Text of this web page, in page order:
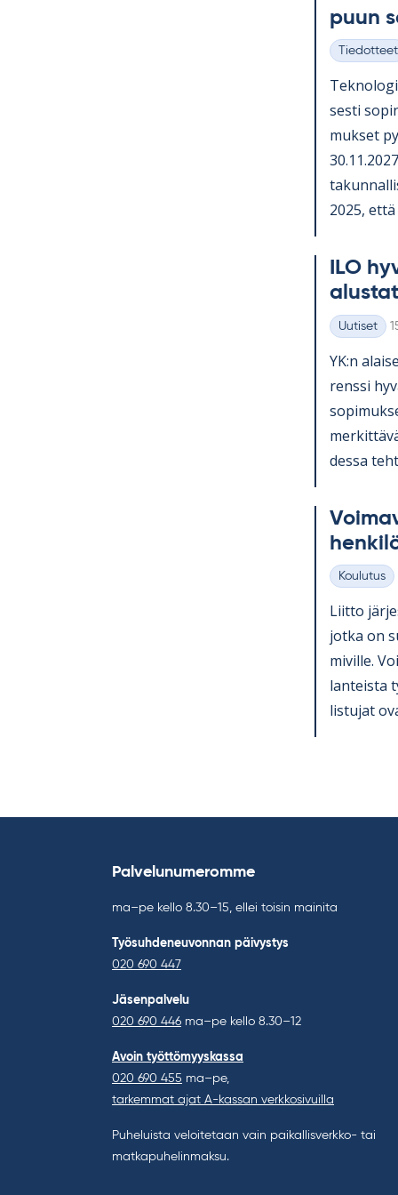
puun
Kategoriat
Tiedotteet
sesti
muk­set
2025,
ILO
Kategoriat
Uutiset
YK:n
renssi
dessa
Kategoriat
Koulutus
Liitto
jotka on
mi­ville.
lan­teista
lis­tu­jat
Palvelunumeromme
ma–pe kello 8.30–15, ellei toisin mainita
Työsuhdeneuvonnan päivystys
020 690 447
Jäsenpalvelu
020 690 446 ma–pe kello 8.30–12
Avoin työttömyyskassa
020 690 455 ma–pe,
tarkemmat ajat A-kassan verkkosivuilla
Puheluista veloitetaan vain paikallisverkko- tai
matkapuhelinmaksu.